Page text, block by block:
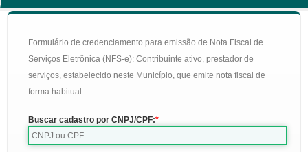
Formulário de credenciamento para emissão de Nota Fiscal de
Serviços Eletrônica (NFS-e): Contribuinte ativo, prestador de
serviços, estabelecido neste Município, que emite nota fiscal de
forma habitual
Buscar cadastro por CNPJ/CPF: